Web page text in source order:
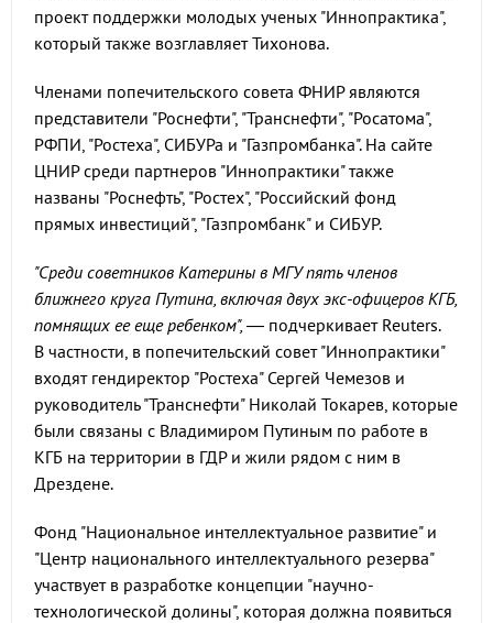
проект поддержки молодых ученых "Иннопрактика",
который также возглавляет Тихонова.
Членами попечительского совета ФНИР являются
представители "Роснефти", "Транснефти", "Росатома",
РФПИ, "Ростеха", СИБУРа и "Газпромбанка". На сайте
ЦНИР среди партнеров "Иннопрактики" также
названы "Роснефть", "Ростех", "Российский фонд
прямых инвестиций", "Газпромбанк" и СИБУР.
"Среди советников Катерины в МГУ пять членов
ближнего круга Путина, включая двух экс-офицеров КГБ,
помнящих ее еще ребенком", — подчеркивает Reuters.
В частности, в попечительский совет "Иннопрактики"
входят гендиректор "Ростеха" Сергей Чемезов и
руководитель "Транснефти" Николай Токарев, которые
были связаны с Владимиром Путиным по работе в
КГБ на территории в ГДР и жили рядом с ним в
Дрездене.
Фонд "Национальное интеллектуальное развитие" и
"Центр национального интеллектуального резерва"
участвует в разработке концепции "научно-
технологической долины", которая должна появиться